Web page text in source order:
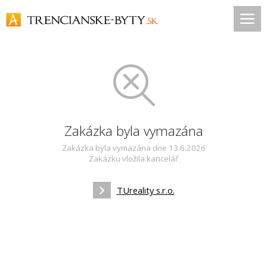
Zakázka byla vymazána
Zakázka byla vymazána dne 13.6.2026
Zakázku vložila kancelář
TUreality s.r.o.